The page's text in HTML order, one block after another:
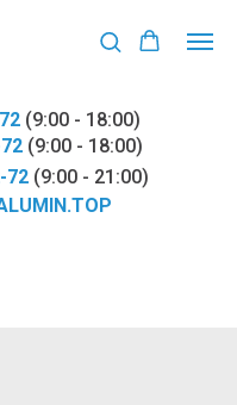
(9:00 - 18:00)
(9:00 - 18:00)
72 (9:00 - 21:00)